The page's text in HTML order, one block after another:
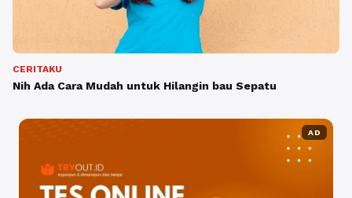
CERITAKU
Nih Ada Cara Mudah untuk Hilangin bau Sepatu
AD